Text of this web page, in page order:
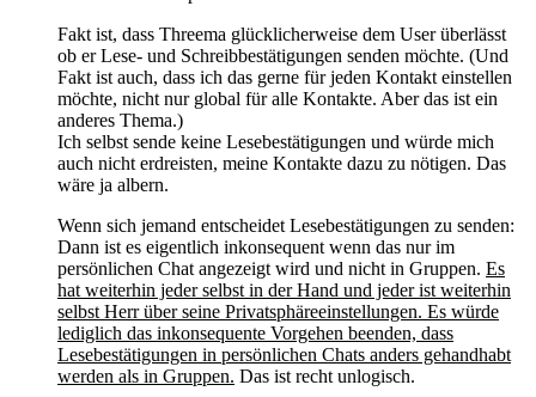
Fakt ist, dass Threema glücklicherweise dem User überlässt
ob er Lese- und Schreibbestätigungen senden möchte. (Und
Fakt ist auch, dass ich das gerne für jeden Kontakt einstellen
möchte, nicht nur global für alle Kontakte. Aber das ist ein
anderes Thema.)
Ich selbst sende keine Lesebestätigungen und würde mich
auch nicht erdreisten, meine Kontakte dazu zu nötigen. Das
wäre ja albern.
Wenn sich jemand entscheidet Lesebestätigungen zu senden:
Dann ist es eigentlich inkonsequent wenn das nur im
persönlichen Chat angezeigt wird und nicht in Gruppen. Es
hat weiterhin jeder selbst in der Hand und jeder ist weiterhin
selbst Herr über seine Privatsphäreeinstellungen. Es würde
lediglich das inkonsequente Vorgehen beenden, dass
Lesebestätigungen in persönlichen Chats anders gehandhabt
werden als in Gruppen. Das ist recht unlogisch.